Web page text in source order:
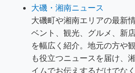
大磯・湘南ニュース
大磯町や湘南エリアの最新
ベント、観光、グルメ、新
を幅広く紹介。地元の方や
も役立つニュースを届け、
イムでお伝えするだけでな